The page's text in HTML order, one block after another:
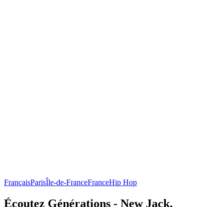
FrançaisParisÎle-de-FranceFranceHip Hop
Écoutez Générations - New Jack,